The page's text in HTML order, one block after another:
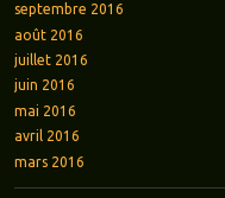
septembre 2016
août 2016
juillet 2016
juin 2016
mai 2016
avril 2016
mars 2016